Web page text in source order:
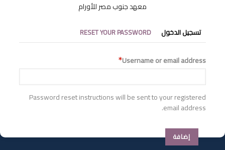
معهد جنوب مصر للأورام
التبويبات
الأساسية
تسجيل الدخول RESET YOUR PASSWORD
Username or email address
Password reset instructions will be sent to your registered
email address.